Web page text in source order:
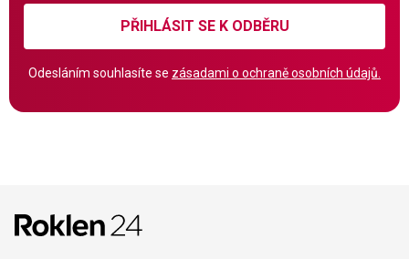
PŘIHLÁSIT SE K ODBĚRU
Odesláním souhlasíte se zásadami o ochraně osobních údajů.